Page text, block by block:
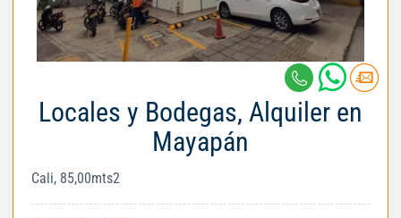
Locales y Bodegas, Alquiler en
Mayapán
Cali, 85,00mts2